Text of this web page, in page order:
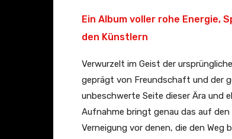
e
T
e
D
e
a
d
Ein Album voller rohe Energie,
den Künstlern
Verwurzelt im Geist der
geprägt von Freundschaft und der
unbeschwerte Seite dieser Ära und
Aufnahme bringt genau das auf den
Verneigung vor denen, die den Weg